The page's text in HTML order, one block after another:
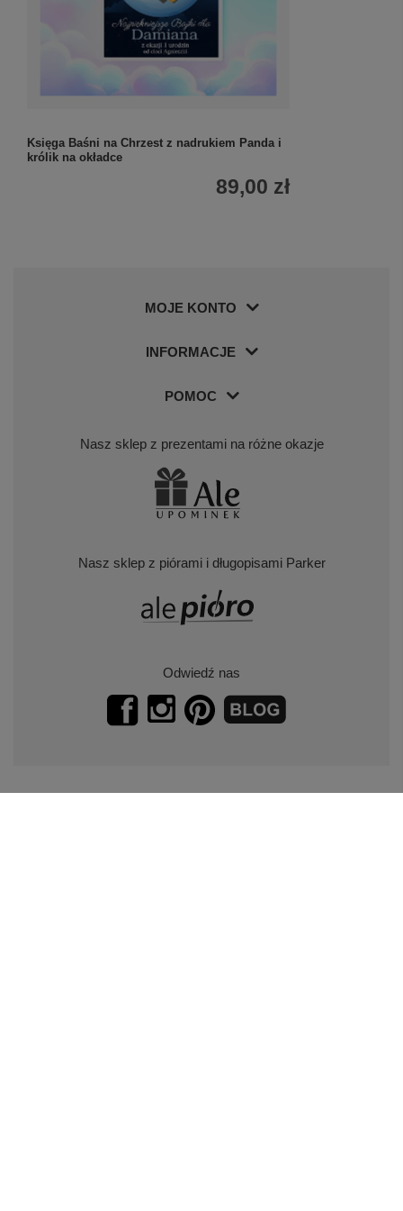
Księga Baśni na Chrzest z nadrukiem Panda i
królik na okładce
89,00 zł
MOJE KONTO
INFORMACJE
POMOC
Nasz sklep z prezentami na różne okazje
Nasz sklep z piórami i długopisami Parker
Odwiedź nas